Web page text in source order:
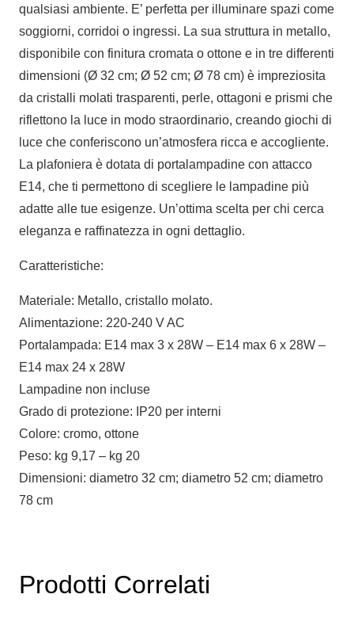
qualsiasi ambiente. E’ perfetta per illuminare spazi come
soggiorni, corridoi o ingressi. La sua struttura in metallo,
disponibile con finitura cromata o ottone e in tre differenti
dimensioni (Ø 32 cm; Ø 52 cm; Ø 78 cm) è impreziosita
da cristalli molati trasparenti, perle, ottagoni e prismi che
riflettono la luce in modo straordinario, creando giochi di
luce che conferiscono un’atmosfera ricca e accogliente.
La plafoniera è dotata di portalampadine con attacco
E14, che ti permettono di scegliere le lampadine più
adatte alle tue esigenze. Un’ottima scelta per chi cerca
eleganza e raffinatezza in ogni dettaglio.
Caratteristiche:
Materiale: Metallo, cristallo molato.
Alimentazione: 220-240 V AC
Portalampada: E14 max 3 x 28W – E14 max 6 x 28W –
E14 max 24 x 28W
Lampadine non incluse
Grado di protezione: IP20 per interni
Colore: cromo, ottone
Peso: kg 9,17 – kg 20
Dimensioni: diametro 32 cm; diametro 52 cm; diametro
78 cm
Prodotti Correlati